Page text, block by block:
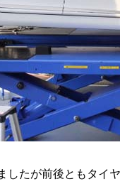
したが前後ともタイ